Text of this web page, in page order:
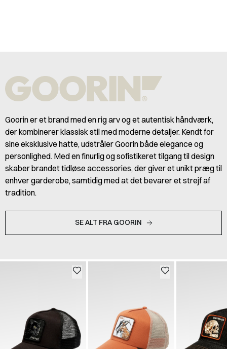
Goorin er et brand med en rig arv og et autentisk håndværk,
der kombinerer klassisk stil med moderne detaljer. Kendt for
sine eksklusive hatte, udstråler Goorin både elegance og
personlighed. Med en finurlig og sofistikeret tilgang til design
skaber brandet tidløse accessories, der giver et unikt præg til
enhver garderobe, samtidig med at det bevarer et strejf af
tradition.
SE ALT FRA GOORIN